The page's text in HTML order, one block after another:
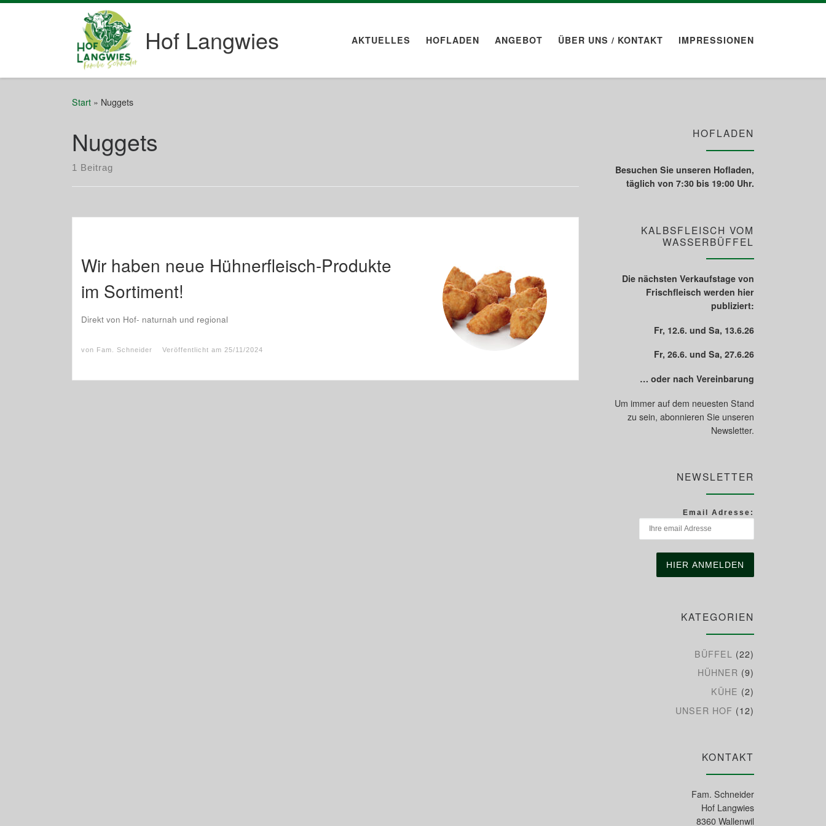
Zum Inhalt springen
Hof Langwies AKTUELLES HOFLADEN ANGEBOT ÜBER UNS / KONTAKT IMPRESSIONEN
Start » Nuggets
Nuggets
1 Beitrag
Wir haben neue Hühnerfleisch-Produkte
im Sortiment!
Direkt von Hof- naturnah und regional
von Fam. Schneider Veröffentlicht am 25/11/2024
HOFLADEN
Besuchen Sie unseren Hofladen,
täglich von 7:30 bis 19:00 Uhr.
KALBSFLEISCH VOM
WASSERBÜFFEL
Die nächsten Verkaufstage von
Frischfleisch werden hier
publiziert:
Fr, 12.6. und Sa, 13.6.26
Fr, 26.6. und Sa, 27.6.26
… oder nach Vereinbarung
Um immer auf dem neuesten Stand
zu sein, abonnieren Sie unseren
Newsletter.
NEWSLETTER
Email Adresse:
KATEGORIEN
BÜFFEL (22)
HÜHNER (9)
KÜHE (2)
UNSER HOF (12)
KONTAKT
Fam. Schneider
Hof Langwies
8360 Wallenwil